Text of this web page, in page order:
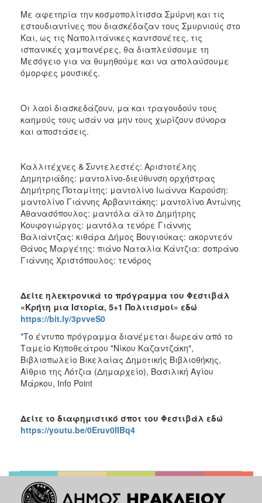
2006
ΕΠΙΣΚΕΠΤΗΣ
ΗΡΑΚΛΕΙΟ
Με αφετηρία την κοσμοπολίτισσα Σμύρνη και τις
εστουδιαντίνες που διασκέδαζαν τους Σμυρνιούς στο
Και, ως τις Ναπολιτάνικες καντσονέτες, τις
ισπανικές χαμπανέρες, θα διαπλεύσουμε τη
Μεσόγειο για να θυμηθούμε και να απολαύσουμε
όμορφες μουσικές.
Οι λαοί διασκεδάζουν, μα και τραγουδούν τους
καημούς τους ωσάν να μην τους χωρίζουν σύνορα
και αποστάσεις.
Καλλιτέχνες & Συντελεστές: Αριστοτέλης
Δημητριάδης: μαντολίνο-διεύθυνση ορχήστρας
Δημήτρης Ποταμίτης: μαντολίνο Ιωάννα Καρούση:
μαντολίνο Γιάννης Αρβανιτάκης: μαντολίνο Αντώνης
Αθανασόπουλος: μαντόλα άλτο Δημήτρης
Κουφογιώργος: μαντόλα τενόρε Γιάννης
Βαλιάντζας: κιθάρα Δήμος Βουγιούκας: ακορντεόν
Θάνος Μαργέτης: πιάνο Ναταλία Κάντζια: σοπράνο
Γιάννης Χριστόπουλος: τενόρος
Δείτε ηλεκτρονικά το πρόγραμμα του Φεστιβάλ
«Κρήτη μια Ιστορία, 5+1 Πολιτισμοί» εδώ
https://bit.ly/3pvveS0
*Το έντυπο πρόγραμμα διανέμεται δωρεάν από το
Ταμείο Κηποθεάτρου "Νίκου Καζαντζάκη",
Βιβλιοπωλείο Βικελαίας Δημοτικής Βιβλιοθήκης,
Αίθριο της Λότζια (Δημαρχείο), Βασιλική Αγίου
Μάρκου, Info Point
Δείτε το διαφημιστικό σποτ του Φεστιβάλ εδώ
https://youtu.be/0Eruv0IIBq4